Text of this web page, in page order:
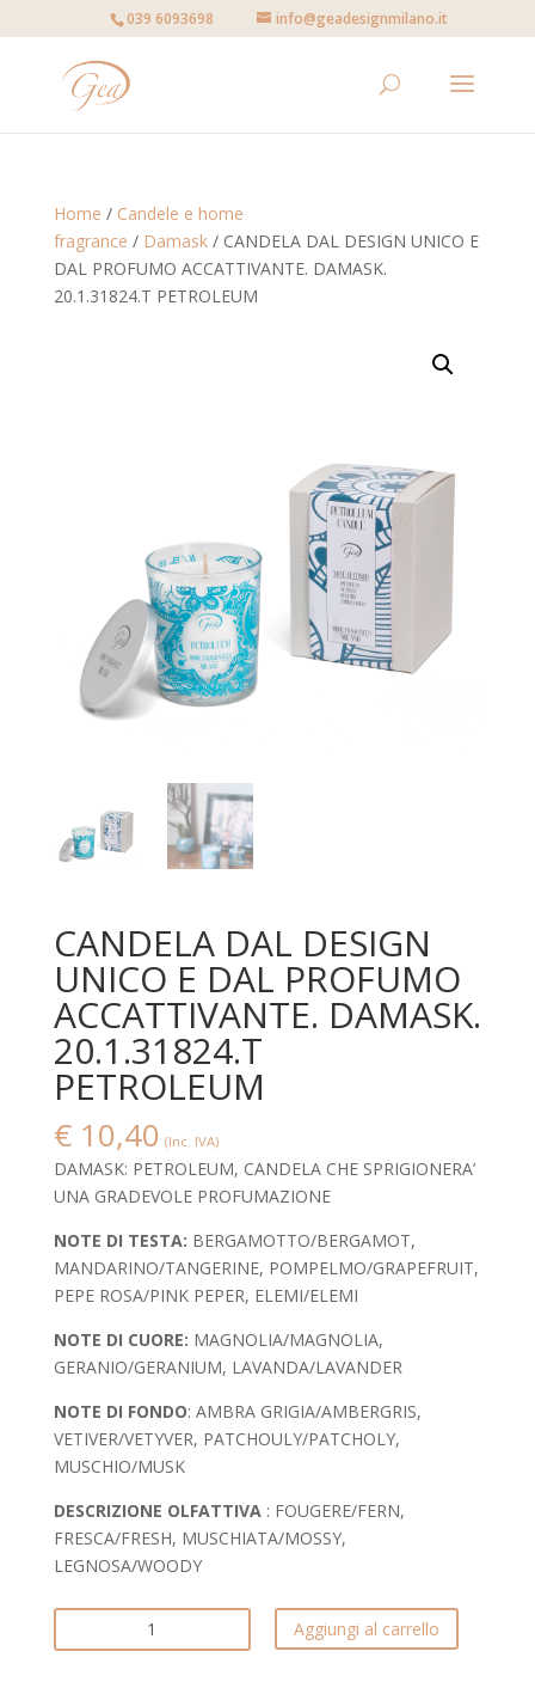
039 6093698 info@geadesignmilano.it
Home / Candele e home
fragrance / Damask/ CANDELA DAL DESIGN UNICO E
DAL PROFUMO ACCATTIVANTE. DAMASK.
20.1.31824.T PETROLEUM
CANDELA DAL DESIGN
UNICO E DAL PROFUMO
ACCATTIVANTE. DAMASK.
20.1.31824.T
PETROLEUM
€10,40 (Inc. IVA)
DAMASK: PETROLEUM, CANDELA CHE SPRIGIONERA’
UNA GRADEVOLE PROFUMAZIONE
NOTE DI TESTA: BERGAMOTTO/BERGAMOT,
MANDARINO/TANGERINE, POMPELMO/GRAPEFRUIT,
PEPE ROSA/PINK PEPER, ELEMI/ELEMI
NOTE DI CUORE: MAGNOLIA/MAGNOLIA,
GERANIO/GERANIUM, LAVANDA/LAVANDER
NOTE DI FONDO: AMBRA GRIGIA/AMBERGRIS,
VETIVER/VETYVER, PATCHOULY/PATCHOLY,
MUSCHIO/MUSK
DESCRIZIONE OLFATTIVA: FOUGERE/FERN,
FRESCA/FRESH, MUSCHIATA/MOSSY,
LEGNOSA/WOODY
DAL
Aggiungi al carrello